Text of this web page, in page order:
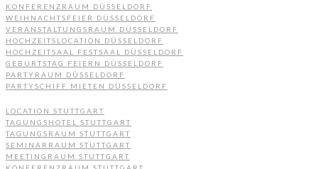
KONFERENZRAUM DÜSSELDORF
WEIHNACHTSFEIER DÜSSELDORF
VERANSTALTUNGSRAUM DÜSSELDORF
HOCHZEITSLOCATION DÜSSELDORF
HOCHZEITSAAL FESTSAAL DÜSSELDORF
GEBURTSTAG FEIERN DÜSSELDORF
PARTYRAUM DÜSSELDORF
PARTYSCHIFF MIETEN DÜSSELDORF
LOCATION STUTTGART
TAGUNGSHOTEL STUTTGART
TAGUNGSRAUM STUTTGART
SEMINARRAUM STUTTGART
MEETINGRAUM STUTTGART